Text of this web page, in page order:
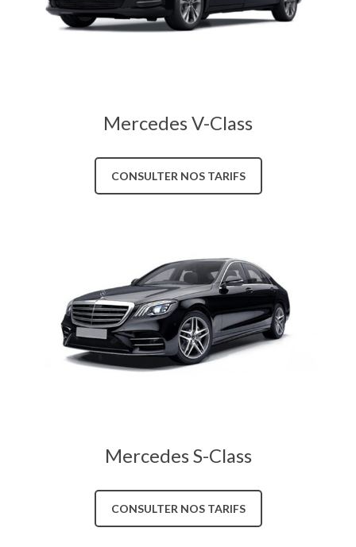
Mercedes V-Class
CONSULTER NOS TARIFS
Mercedes S-Class
CONSULTER NOS TARIFS